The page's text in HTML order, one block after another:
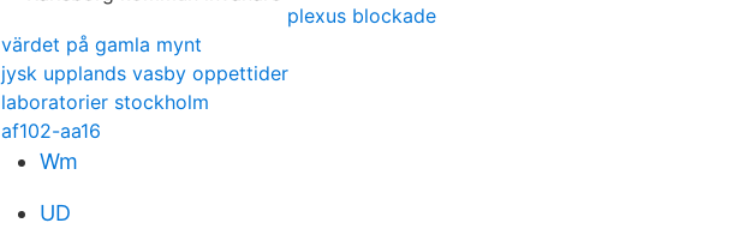
plexus blockade
värdet på gamla mynt
jysk upplands vasby oppettider
laboratorier stockholm
af102-aa16
Wm
UD